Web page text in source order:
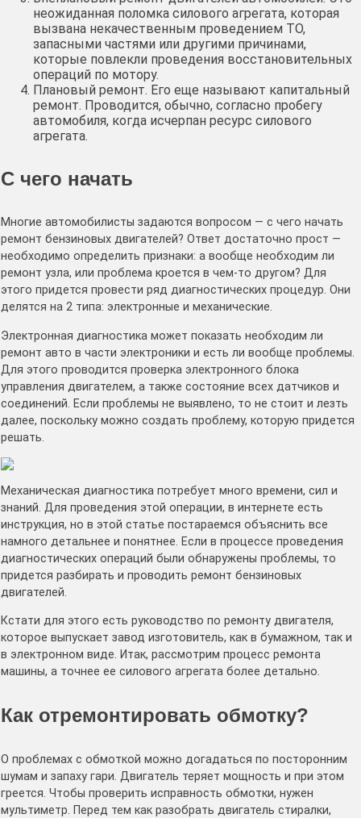
неожиданная поломка силового агрегата, которая
вызвана некачественным проведением ТО,
запасными частями или другими причинами,
которые повлекли проведения восстановительных
операций по мотору.
Плановый ремонт. Его еще называют капитальный
ремонт. Проводится, обычно, согласно пробегу
автомобиля, когда исчерпан ресурс силового
агрегата.
С чего начать
Многие автомобилисты задаются вопросом — с чего начать
ремонт бензиновых двигателей? Ответ достаточно прост —
необходимо определить признаки: а вообще необходим ли
ремонт узла, или проблема кроется в чем-то другом? Для
этого придется провести ряд диагностических процедур. Они
делятся на 2 типа: электронные и механические.
Электронная диагностика может показать необходим ли
ремонт авто в части электроники и есть ли вообще проблемы.
Для этого проводится проверка электронного блока
управления двигателем, а также состояние всех датчиков и
соединений. Если проблемы не выявлено, то не стоит и лезть
далее, поскольку можно создать проблему, которую придется
решать.
Механическая диагностика потребует много времени, сил и
знаний. Для проведения этой операции, в интернете есть
инструкция, но в этой статье постараемся объяснить все
намного детальнее и понятнее. Если в процессе проведения
диагностических операций были обнаружены проблемы, то
придется разбирать и проводить ремонт бензиновых
двигателей.
Кстати для этого есть руководство по ремонту двигателя,
которое выпускает завод изготовитель, как в бумажном, так и
в электронном виде. Итак, рассмотрим процесс ремонта
машины, а точнее ее силового агрегата более детально.
Как отремонтировать обмотку?
О проблемах с обмоткой можно догадаться по посторонним
шумам и запаху гари. Двигатель теряет мощность и при этом
греется. Чтобы проверить исправность обмотки, нужен
мультиметр. Перед тем как разобрать двигатель стиралки,